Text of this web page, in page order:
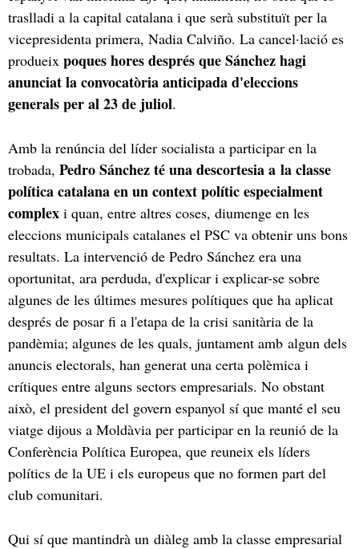
traslladi a la capital catalana i que serà substituït per la
vicepresidenta primera, Nadia Calviño. La cancel·lació es
produeix poques hores després que Sánchez hagi
anunciat la convocatòria anticipada d'eleccions
generals per al 23 de juliol.
Amb la renúncia del líder socialista a participar en la
trobada, Pedro Sánchez té una descortesia a la classe
política catalana en un context polític especialment
complex i quan, entre altres coses, diumenge en les
eleccions municipals catalanes el PSC va obtenir uns bons
resultats. La intervenció de Pedro Sánchez era una
oportunitat, ara perduda, d'explicar i explicar-se sobre
algunes de les últimes mesures polítiques que ha aplicat
després de posar fi a l'etapa de la crisi sanitària de la
pandèmia; algunes de les quals, juntament amb algun dels
anuncis electorals, han generat una certa polèmica i
crítiques entre alguns sectors empresarials. No obstant
això, el president del govern espanyol sí que manté el seu
viatge dijous a Moldàvia per participar en la reunió de la
Conferència Política Europea, que reuneix els líders
polítics de la UE i els europeus que no formen part del
club comunitari.
Qui sí que mantindrà un diàleg amb la classe empresarial